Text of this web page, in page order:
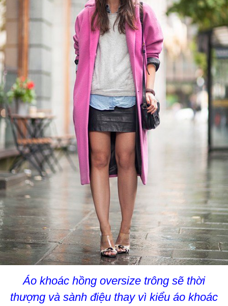
Áo khoác hồng oversize trông sẽ thời
thượng và sành điệu thay vì kiểu áo khoác